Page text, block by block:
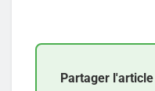
Partager